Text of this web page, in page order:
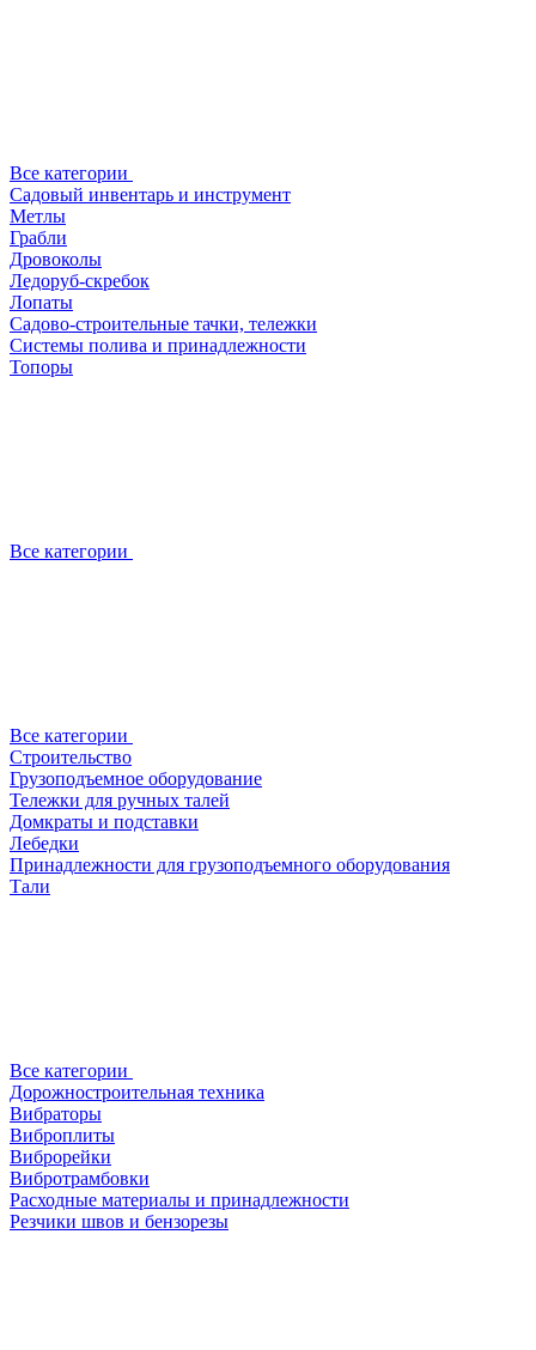
Все категории
Садовый инвентарь и инструмент
Метлы
Грабли
Дровоколы
Ледоруб-скребок
Лопаты
Садово-строительные тачки, тележки
Системы полива и принадлежности
Топоры
Все категории
Все категории
Строительство
Грузоподъемное оборудование
Тележки для ручных талей
Домкраты и подставки
Лебедки
Принадлежности для грузоподъемного оборудования
Тали
Все категории
Дорожностроительная техника
Вибраторы
Виброплиты
Виброрейки
Вибротрамбовки
Расходные материалы и принадлежности
Резчики швов и бензорезы